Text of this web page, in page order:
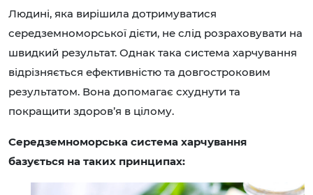
Людині, яка вирішила дотримуватися
середземноморської дієти, не слід розраховувати на
швидкий результат. Однак така система харчування
відрізняється ефективністю та довгостроковим
результатом. Вона допомагає схуднути та
покращити здоров’я в цілому.
Середземноморська система харчування
базується на таких принципах: